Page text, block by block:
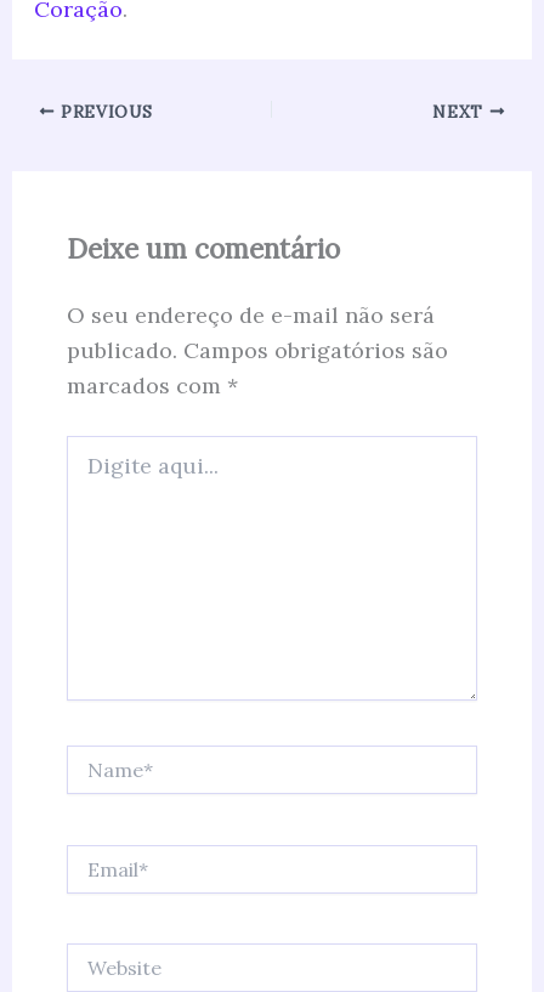
Coração.
PREVIOUS NEXT
Deixe um comentário
O seu endereço de e-mail não será
publicado. Campos obrigatórios são
marcados com *
aqui...